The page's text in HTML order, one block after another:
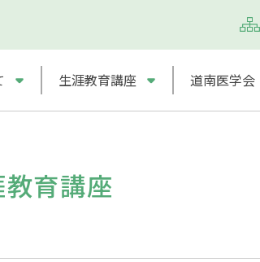
生涯教育講座 道南医学会
育講座